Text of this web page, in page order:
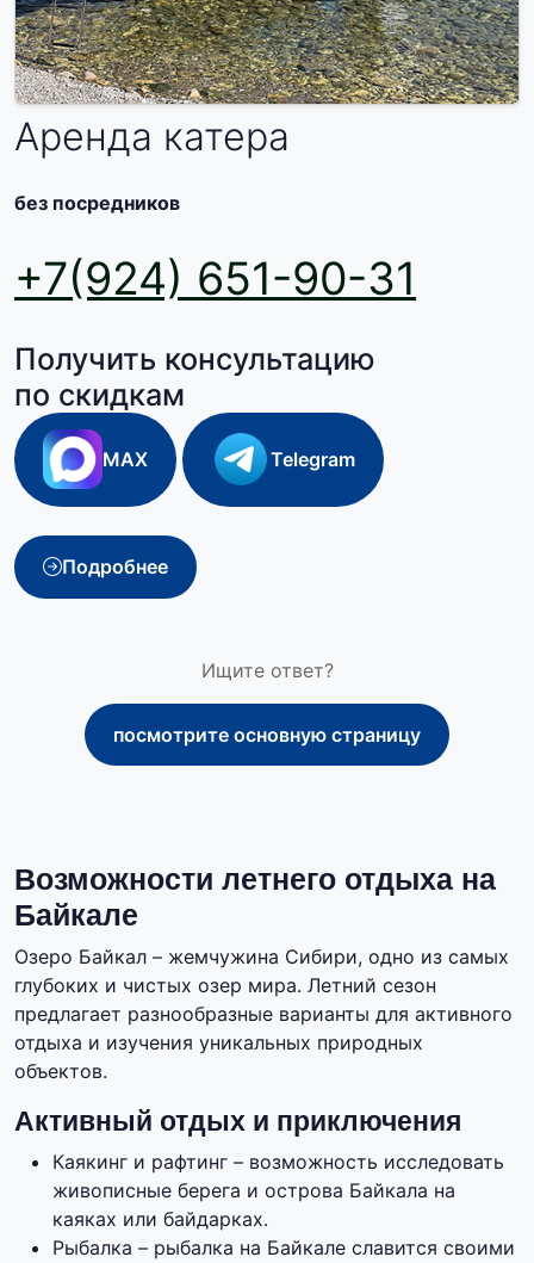
Аренда катера
без посредников
+7(924) 651-90-31
Получить консультацию
по скидкам
MAX Telegram
Подробнее
Ищите ответ?
посмотрите основную страницу
Возможности летнего отдыха на
Байкале
Озеро Байкал – жемчужина Сибири, одно из самых
глубоких и чистых озер мира. Летний сезон
предлагает разнообразные варианты для активного
отдыха и изучения уникальных природных
объектов.
Активный отдых и приключения
Каякинг и рафтинг – возможность исследовать
живописные берега и острова Байкала на
каяках или байдарках.
Рыбалка – рыбалка на Байкале славится своими